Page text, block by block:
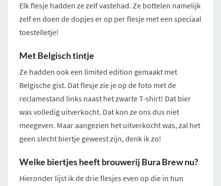
Elk flesje hadden ze zelf vastehad. Ze bottelen namelijk
zelf en doen de dopjes er op per flesje met een speciaal
toestelletje!
Met Belgisch tintje
Ze hadden ook een limited edition gemaakt met
Belgische gist. Dat flesje zie je op de foto met de
reclamestand links naast het zwarte T-shirt! Dat bier
was volledig uitverkocht. Dat kon ze ons dus niet
meegeven. Maar aangezien het uitverkocht was, zal het
geen slecht biertje geweest zijn, denk ik zo!
Welke biertjes heeft brouwerij Bura Brew nu?
Hieronder lijst ik de drie flesjes even op die in hun